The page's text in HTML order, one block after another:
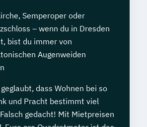
Semperoper oder
– wenn du in Dresden
bist du immer von
Augenweiden
dass Wohnen bei so
und Pracht bestimmt viel
gedacht! Mit Mietpreisen